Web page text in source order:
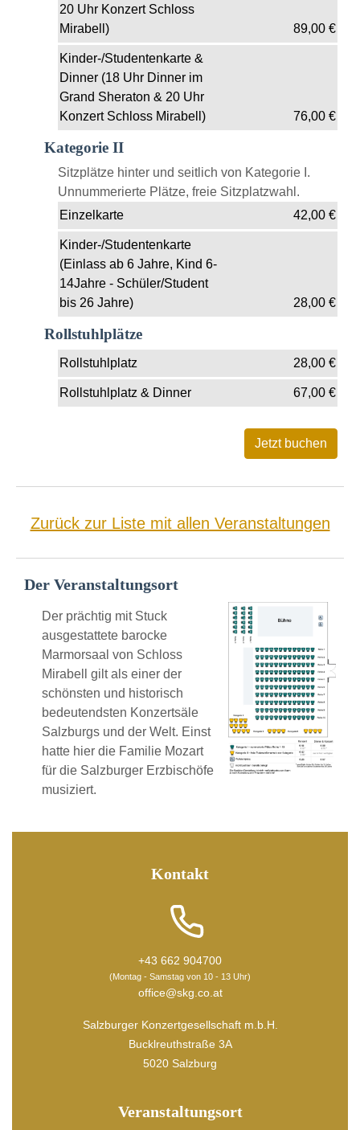
20 Uhr Konzert Schloss
Mirabell)
89,00€
Kinder-/Studentenkarte &
Dinner (18 Uhr Dinner im
Grand Sheraton & 20 Uhr
Konzert Schloss Mirabell)
76,00€
Kategorie II
Sitzplätze hinter und seitlich von Kategorie I.
Unnummerierte Plätze, freie Sitzplatzwahl.
Einzelkarte
42,00€
Kinder-/Studentenkarte
(Einlass ab 6 Jahre, Kind 6-
14Jahre - Schüler/Student
bis 26 Jahre)
28,00€
Rollstuhlplätze
Rollstuhlplatz 28,00€
Rollstuhlplatz & Dinner 67,00€
Zurück zur Liste mit allen Veranstaltungen
Der Veranstaltungsort
Der prächtig mit Stuck
ausgestattete barocke
Marmorsaal von Schloss
Mirabell gilt als einer der
schönsten und historisch
bedeutendsten Konzertsäle
Salzburgs und der Welt. Einst
hatte hier die Familie Mozart
für die Salzburger Erzbischöfe
musiziert.
Kontakt
+43 662 904700
(Montag - Samstag von 10 - 13 Uhr)
office@skg.co.at
Salzburger Konzertgesellschaft m.b.H.
Bucklreuthstraße 3A
5020 Salzburg
Veranstaltungsort